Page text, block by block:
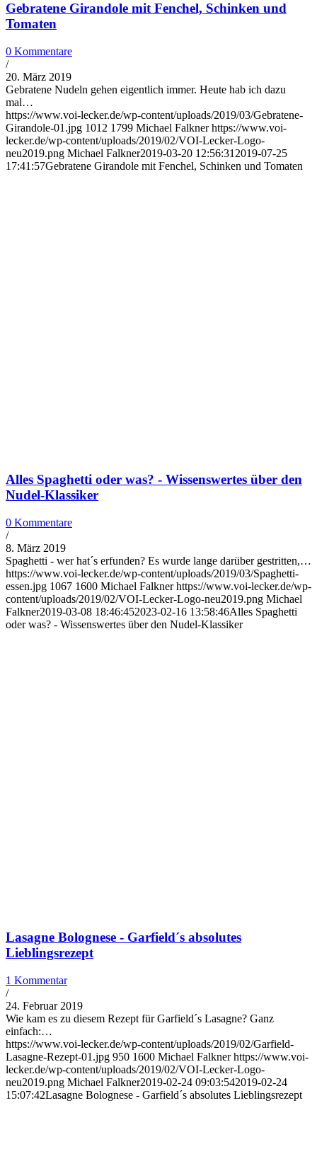
Gebratene Girandole mit Fenchel, Schinken und
Tomaten
0 Kommentare
/
20. März 2019
Gebratene Nudeln gehen eigentlich immer. Heute hab ich dazu
mal…
https://www.voi-lecker.de/wp-content/uploads/2019/03/Gebratene-
Girandole-01.jpg 1012 1799 Michael Falkner https://www.voi-
lecker.de/wp-content/uploads/2019/02/VOI-Lecker-Logo-
neu2019.png Michael Falkner2019-03-20 12:56:31 2019-07-25
17:41:57Gebratene Girandole mit Fenchel, Schinken und Tomaten
Alles Spaghetti oder was? - Wissenswertes über den
Nudel-Klassiker
0 Kommentare
/
8. März 2019
Spaghetti - wer hat´s erfunden? Es wurde lange darüber gestritten,…
https://www.voi-lecker.de/wp-content/uploads/2019/03/Spaghetti-
essen.jpg 1067 1600 Michael Falkner https://www.voi-lecker.de/wp-
content/uploads/2019/02/VOI-Lecker-Logo-neu2019.png Michael
Falkner2019-03-08 18:46:452023-02-16 13:58:46Alles Spaghetti
oder was? - Wissenswertes über den Nudel-Klassiker
Lasagne Bolognese - Garfield´s absolutes
Lieblingsrezept
1 Kommentar
/
24. Februar 2019
Wie kam es zu diesem Rezept für Garfield´s Lasagne? Ganz
einfach:…
https://www.voi-lecker.de/wp-content/uploads/2019/02/Garfield-
Lasagne-Rezept-01.jpg 950 1600 Michael Falkner https://www.voi-
lecker.de/wp-content/uploads/2019/02/VOI-Lecker-Logo-
neu2019.png Michael Falkner2019-02-24 09:03:542019-02-24
15:07:42Lasagne Bolognese - Garfield´s absolutes Lieblingsrezept